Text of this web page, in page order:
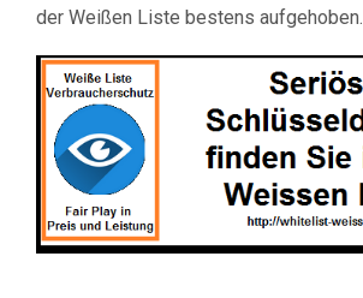
der Weißen Liste bestens aufgehoben.